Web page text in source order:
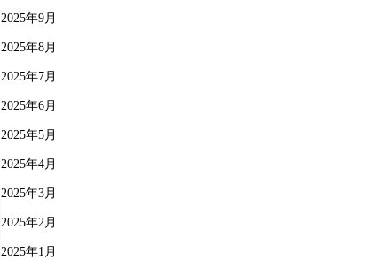
2025年9月
2025年8月
2025年7月
2025年6月
2025年5月
2025年4月
2025年3月
2025年2月
2025年1月